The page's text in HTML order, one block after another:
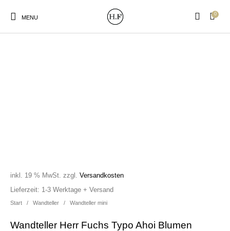
MENU
0
Poster&Notizbücher
für den Kopf
Start / Wandteller / Wandteller mini
Wandteller Herr Fuchs Typo Ahoi Blumen
inkl. 19 % MwSt. zzgl.Versandkosten
Lieferzeit: 1-3 Werktage + Versand